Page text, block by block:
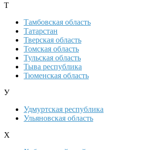
Т
Тамбовская область
Татарстан
Тверская область
Томская область
Тульская область
Тыва республика
Тюменская область
У
Удмуртская республика
Ульяновская область
Х